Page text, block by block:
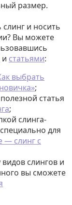
размер.
и носить
Вы можете
и статьями:
выбрать
;
статья
;
слинга-
для
— слинг с
слингов и
вы сможете